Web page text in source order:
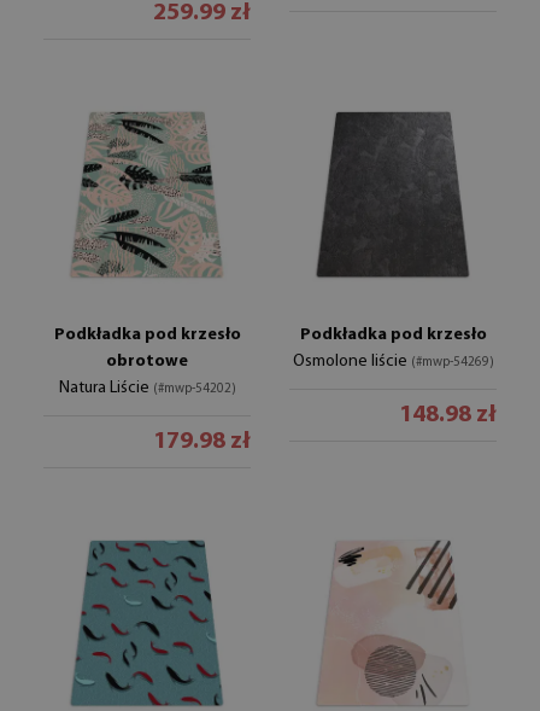
259.99 zł
Podkładka pod krzesło
obrotowe
Natura Liście (#mwp-54202)
179.98 zł
Podkładka pod krzesło
Osmolone liście (#mwp-54269)
148.98 zł